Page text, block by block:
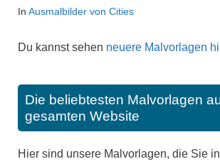
In Ausmalbilder von Cities
Du kannst sehen neuere Malvorlagen
Die beliebtesten Malvorlagen
gesamten Website
Hier sind unsere Malvorlagen, die Sie